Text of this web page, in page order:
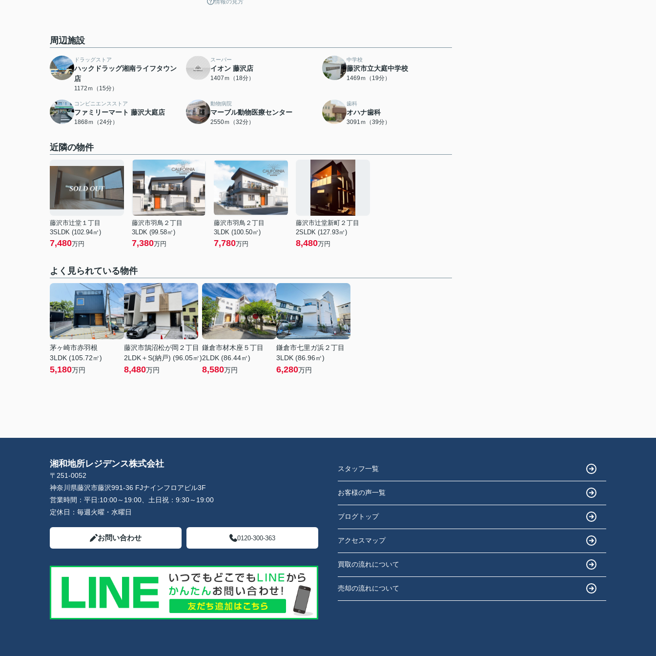
周辺施設
ドラッグストア
ハックドラッグ湘南ライフタウン
店
1172ｍ（15分）
スーパー
イオン 藤沢店
1407ｍ（18分）
中学校
藤沢市立大庭中学校
1469ｍ（19分）
コンビニエンスストア
ファミリーマート 藤沢大庭店
1868ｍ（24分）
動物病院
マーブル動物医療センター
2550ｍ（32分）
歯科
オハナ歯科
3091ｍ（39分）
近隣の物件
藤沢市辻堂１丁目
3SLDK (102.94㎡)
7,480万円
藤沢市羽鳥２丁目
3LDK (99.58㎡)
7,380万円
藤沢市羽鳥２丁目
3LDK (100.50㎡)
7,780万円
藤沢市辻堂新町２丁目
2SLDK (127.93㎡)
8,480万円
よく見られている物件
茅ヶ崎市赤羽根
3LDK (105.72㎡)
5,180万円
藤沢市鵠沼松が岡２丁目
2LDK＋S(納戸) (96.05㎡)
8,480万円
鎌倉市材木座５丁目
2LDK (86.44㎡)
8,580万円
鎌倉市七里ガ浜２丁目
3LDK (86.96㎡)
6,280万円
湘和地所レジデンス株式会社
〒251-0052
神奈川県藤沢市藤沢991-36 FJナインフロアビル3F
営業時間： 平日:10:00～19:00、土日祝：9:30～19:00
定休日： 毎週火曜・水曜日
お問い合わせ 0120-300-363
スタッフ一覧
お客様の声一覧
ブログトップ
アクセスマップ
買取の流れについて
売却の流れについて